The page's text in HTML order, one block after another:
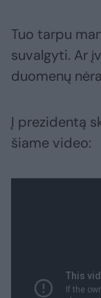
Tuo tarpu
suvalgyti. Ar
duomenų
Į prezidentą
šiame video: